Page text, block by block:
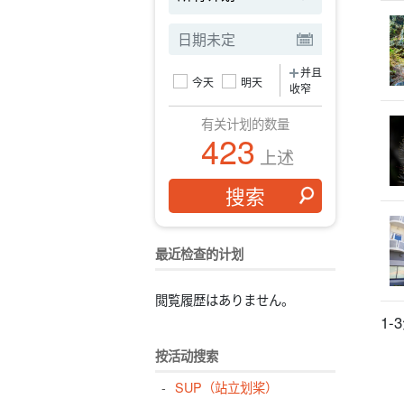
今天 明天
并且
收窄
有关计划的数量
423 上述
最近检查的计划
閲覧履歴はありません。
按活动搜索
SUP（站立划桨）
1-